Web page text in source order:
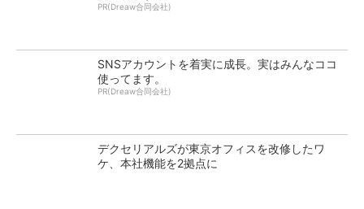
PR(Dreaw合同会社)
SNSアカウントを着実に成長。実はみんなココ
使ってます。
PR(Dreaw合同会社)
デクセリアルズが東京オフィスを改修したワ
ケ、本社機能を2拠点に